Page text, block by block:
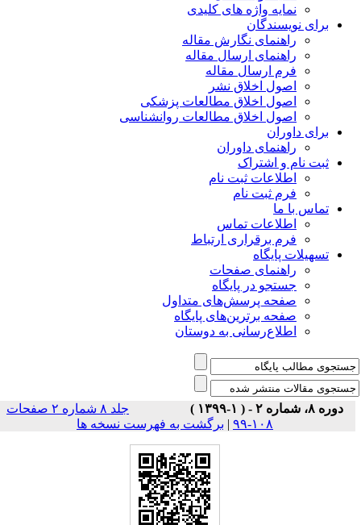
نمایه واژه های کلیدی
برای نویسندگان
راهنمای نگارش مقاله
راهنمای ارسال مقاله
فرم ارسال مقاله
اصول اخلاق نشر
اصول اخلاق مطالعات پزشکی
اصول اخلاق مطالعات روانشناسی
برای داوران
راهنمای داوران
ثبت نام و اشتراک
اطلاعات ثبت نام
فرم ثبت نام
تماس با ما
اطلاعات تماس
فرم برقراری ارتباط
تسهیلات پایگاه
راهنمای صفحات
جستجو در پایگاه
صفحه پرسش‌های متداول
صفحه برترین‌های پایگاه
اطلاع‌رسانی به دوستان
دوره ۸، شماره ۲ - ( ۱-۱۳۹۹ )
جلد ۸ شماره ۲ صفحات
۱۰۸-۹۹
|برگشت به فهرست نسخه ها